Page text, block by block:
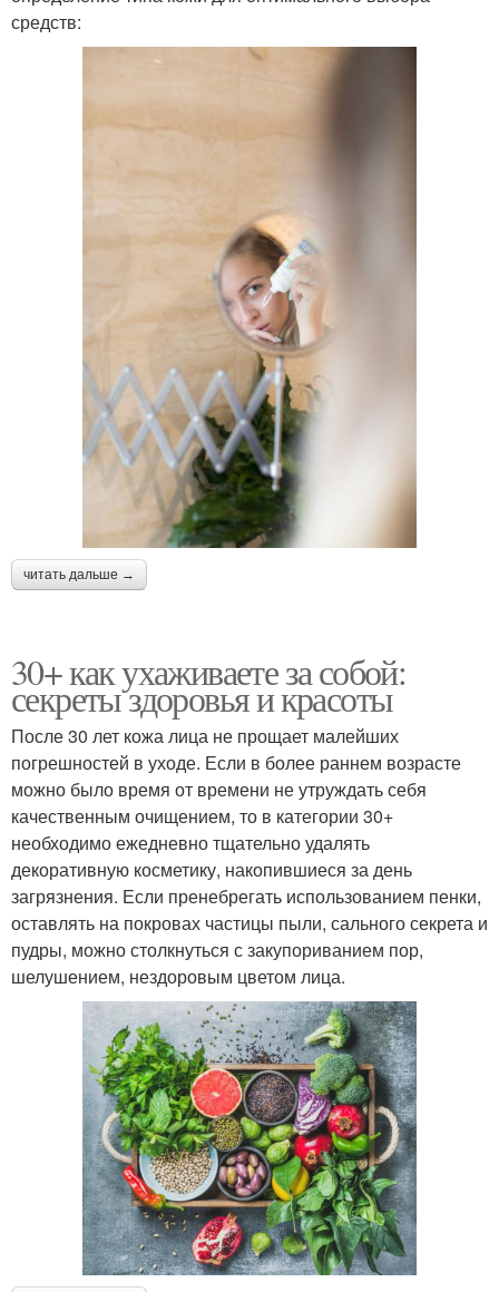
средств:
читать дальше →
30+ как ухаживаете за собой:
секреты здоровья и красоты
После 30 лет кожа лица не прощает малейших
погрешностей в уходе. Если в более раннем возрасте
можно было время от времени не утруждать себя
качественным очищением, то в категории 30+
необходимо ежедневно тщательно удалять
декоративную косметику, накопившиеся за день
загрязнения. Если пренебрегать использованием пенки,
оставлять на покровах частицы пыли, сального секрета и
пудры, можно столкнуться с закупориванием пор,
шелушением, нездоровым цветом лица.